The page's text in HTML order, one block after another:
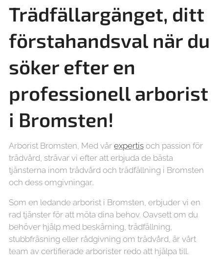
Trädfällargänget, ditt
förstahandsval när du
söker efter en
professionell arborist
i Bromsten!
Arborist Bromsten, Med vår expertis och passion för
trädvård, strävar vi efter att erbjuda de bästa
tjänsterna inom trädvård och trädfällning i Bromsten
och dess omgivningar..
Som en ledande arborist i Bromsten, erbjuder vi en
rad tjänster för att möta dina behov. Oavsett om du
behöver hjälp med beskärning, trädfällning,
stubbfräsning eller rådgivning om trädvård, är vårt
team av certifierade arborister redo att hjälpa till.